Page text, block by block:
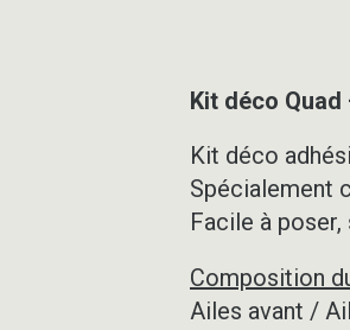
Kit déco Quad
Kit déco
Spécialement
Facile à
Composition
Ailes avant /